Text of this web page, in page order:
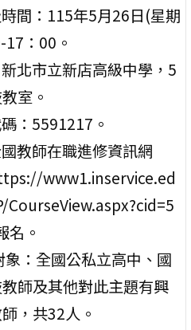
間：115年5月26日(星期
：00。
北市立新店高級中學，5
室。
：5591217。
教師在職進修資訊網
www1.inservice.ed
CourseView.aspx?cid=5
名。
象：全國公私立高中、國
師及其他對此主題有興
，共32人。